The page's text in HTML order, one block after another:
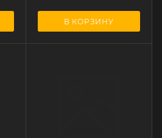
В КОРЗИНУ